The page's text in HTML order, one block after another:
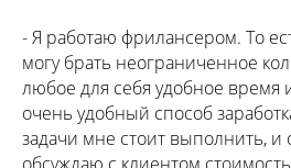
- Я работаю фрилансером. То
могу брать неограниченное
любое для себя удобное время
очень удобный способ
задачи мне стоит выполнить, и